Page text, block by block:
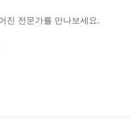
진 전문가를 만나보세요.